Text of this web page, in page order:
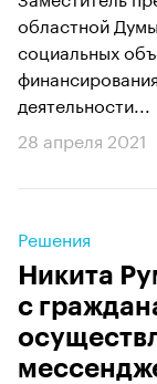
областной
социальных
деятельности...
28 апреля 2021
Решения
Никита
с